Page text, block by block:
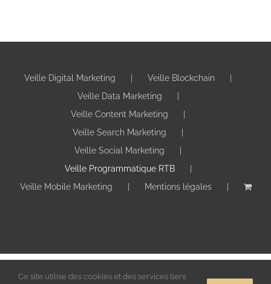
Veille Digital Marketing
Veille Blockchain
Veille Data Marketing
Veille Content Marketing
Veille Search Marketing
Veille Social Marketing
Veille Programmatique RTB
Veille Mobile Marketing
Mentions légales
Copyright 2024 Digitall Makers | Tous droits réservés |
Ce site utilise des cookies et des services tiers